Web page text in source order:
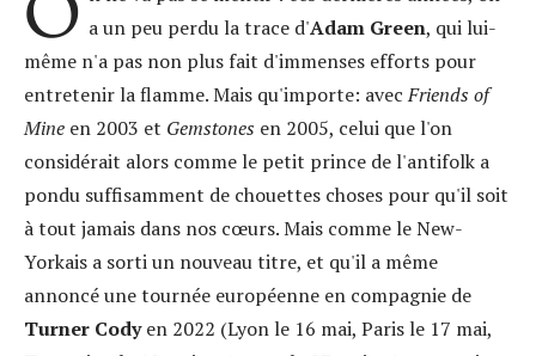
a un peu perdu la trace d'Adam Green, qui lui-
même n'a pas non plus fait d'immenses efforts pour
entretenir la flamme. Mais qu'importe: avecFriends of
Mine en 2003 et Gemstones en 2005, celui que l'on
considérait alors comme le petit prince de l'antifolk a
pondu suffisamment de chouettes choses pour qu'il soit
à tout jamais dans nos cœurs. Mais comme le New-
Yorkais a sorti un nouveau titre, et qu'il a même
annoncé une tournée européenne en compagnie de
Turner Codyen 2022 (Lyon le 16 mai, Paris le 17 mai,